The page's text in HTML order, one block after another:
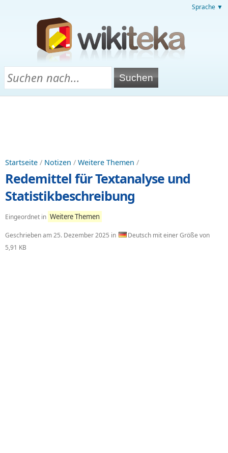
Sprache ▼
Startseite / Notizen / Weitere Themen /
Redemittel für Textanalyse und
Statistikbeschreibung
Eingeordnet in Weitere Themen
Geschrieben am25. Dezember 2025 in
Deutsch mit einer Größe von
5,91 KB